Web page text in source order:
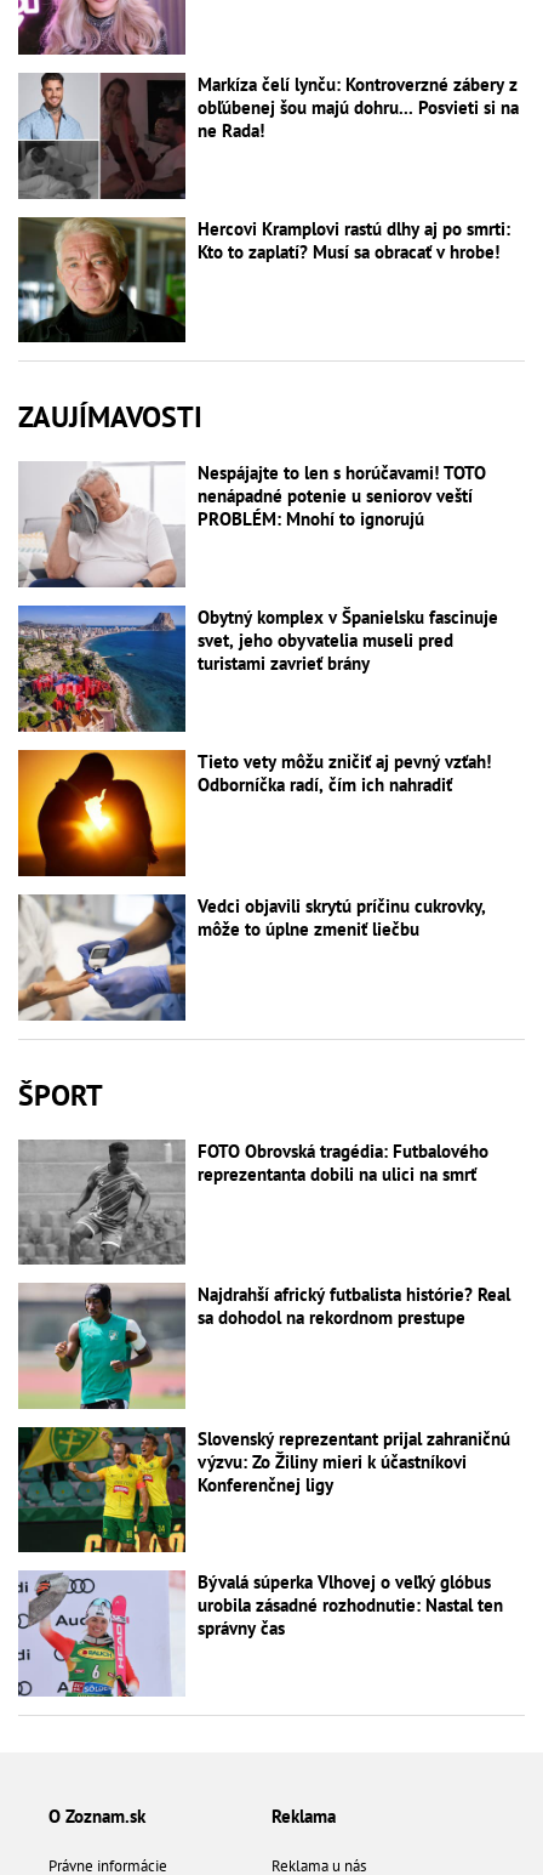
Markíza čelí lynču: Kontroverzné zábery z
obľúbenej šou majú dohru... Posvieti si na
ne Rada!
Hercovi Kramplovi rastú dlhy aj po smrti:
Kto to zaplatí? Musí sa obracať v hrobe!
ZAUJÍMAVOSTI
Nespájajte to len s horúčavami! TOTO
nenápadné potenie u seniorov veští
PROBLÉM: Mnohí to ignorujú
Obytný komplex v Španielsku fascinuje
svet, jeho obyvatelia museli pred
turistami zavrieť brány
Tieto vety môžu zničiť aj pevný vzťah!
Odborníčka radí, čím ich nahradiť
Vedci objavili skrytú príčinu cukrovky,
môže to úplne zmeniť liečbu
ŠPORT
FOTO Obrovská tragédia: Futbalového
reprezentanta dobili na ulici na smrť
Najdrahší africký futbalista histórie? Real
sa dohodol na rekordnom prestupe
Slovenský reprezentant prijal zahraničnú
výzvu: Zo Žiliny mieri k účastníkovi
Konferenčnej ligy
Bývalá súperka Vlhovej o veľký glóbus
urobila zásadné rozhodnutie: Nastal ten
správny čas
O Zoznam.sk
Právne informácie
Reklama
Reklama u nás